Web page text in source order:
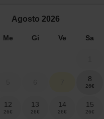
Agosto 2026
Me Gi Ve Sa
8
12 13 14 15